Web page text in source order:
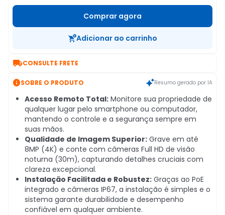
Comprar agora
Adicionar ao carrinho
CONSULTE FRETE
SOBRE O PRODUTO Resumo gerado por IA
Acesso Remoto Total: Monitore sua propriedade de
qualquer lugar pelo smartphone ou computador,
mantendo o controle e a segurança sempre em
suas mãos.
Qualidade de Imagem Superior: Grave em até
8MP (4K) e conte com câmeras Full HD de visão
noturna (30m), capturando detalhes cruciais com
clareza excepcional.
Instalação Facilitada e Robustez: Graças ao PoE
integrado e câmeras IP67, a instalação é simples e o
sistema garante durabilidade e desempenho
confiável em qualquer ambiente.